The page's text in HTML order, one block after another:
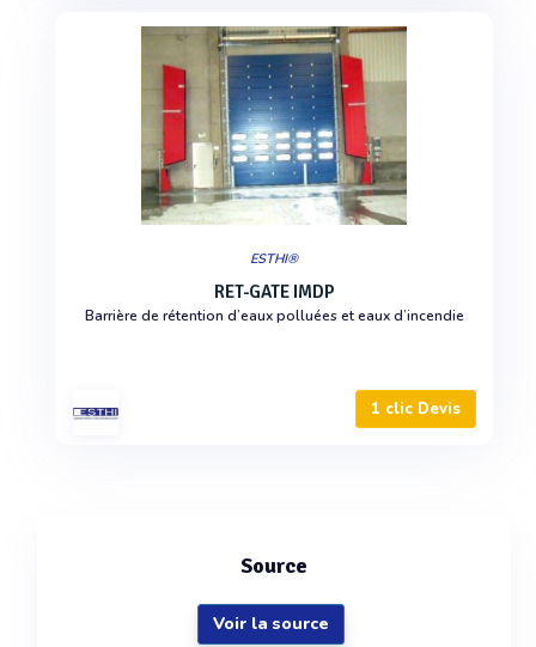
ESTHI®
RET-GATE IMDP
Barrière de rétention d’eaux polluées et eaux d’incendie
1 clic Devis
Source
Voir la source